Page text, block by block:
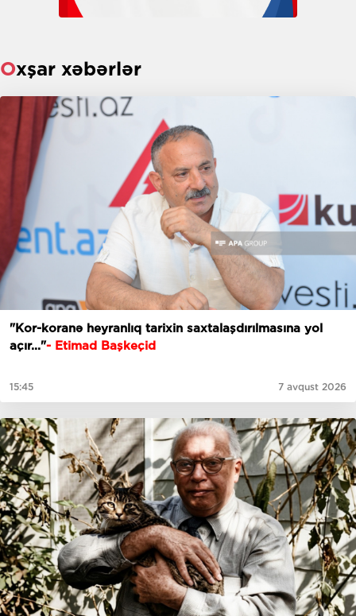
Oxşar xəbərlər
"Kor-koranə heyranlıq tarixin saxtalaşdırılmasına yol
açır..."- Etimad Başkeçid
15:45 7 avqust 2026